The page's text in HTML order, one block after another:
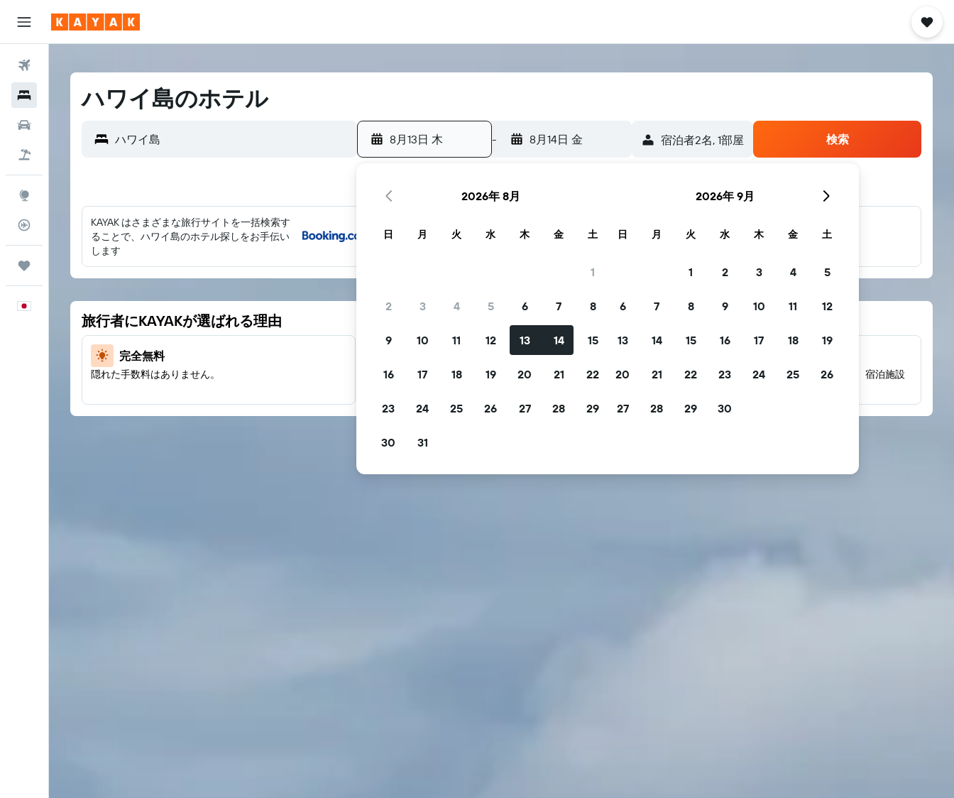
フライトトラッカー
日本語
ハワイ島のホテル
8月13日 木 - 8月14日 金 宿泊者2名, 1​部屋 検索
KAYAK はさまざまな旅行サイトを一括検索す
ることで、ハワイ島のホテル探しをお手伝い
します
他多数のブラン
旅行者にKAYAKが選ばれる理由
完全無料
隠れた手数料はありません。 無料キャンセル、無料朝食などで絞り込みできます。
数百万件の実際の宿泊者によるレビューから、宿泊施設
2026年 8月
日 月 火 水 木 金 土
1
2 3 4 5 6 7 8
9 10 11 12 13 14 15
16 17 18 19 20 21 22
23 24 25 26 27 28 29
30 31
2026年 9月
日 月 火 水 木 金 土
1 2 3 4 5
6 7 8 9 10 11 12
13 14 15 16 17 18 19
20 21 22 23 24 25 26
27 28 29 30